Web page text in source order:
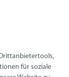
für soziale